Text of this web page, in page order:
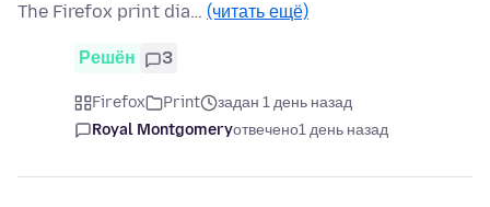
The Firefox print dia… (читать ещё)
Решён 3
Firefox Print
задан 1 день назад
Royal Montgomeryотвечено1 день назад